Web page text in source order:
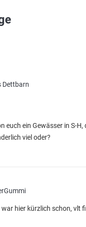
Dettbarn
euch ein Gewässer in S-
viel oder?
war hier kürzlich schon,